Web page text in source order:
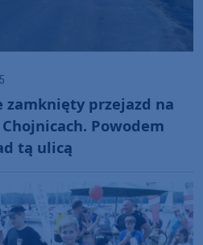
zamknięty przejazd na
Powodem
tą ulicą